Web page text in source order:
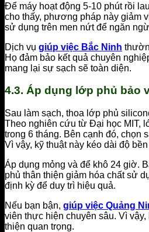
Để máy hoạt động 5-10 phút rồi
cho thấy, phương pháp này giảm
sử dụng trên men nứt để ngăn
Dịch vụ giúp việc Bắc Ninh
Họ đảm bảo kết quả chuyên
mang lại sự sạch sẽ toàn diện.
4.3. Áp dụng lớp phủ bảo
Sau làm sạch, thoa lớp phủ
Theo nghiên cứu từ Đại học MIT,
trong 6 tháng. Bên cạnh đó, chọn
Vì vậy, kỹ thuật này kéo dài độ
Áp dụng mỏng và để khô 24 giờ.
phủ thân thiện giảm hóa chất sử
định kỳ để duy trì hiệu quả.
Nếu bạn bận, giúp việc Quảng
viên thực hiện chuyên sâu. Vì
thiện quan trọng.